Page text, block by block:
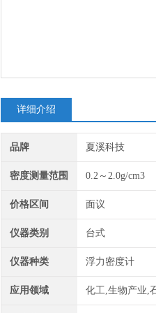
详细介绍
品牌 夏溪科技
密度测量范围 0.2～2.0g/cm3
价格区间 面议
仪器类别 台式
仪器种类 浮力密度计
应用领域 化工,生物产业,